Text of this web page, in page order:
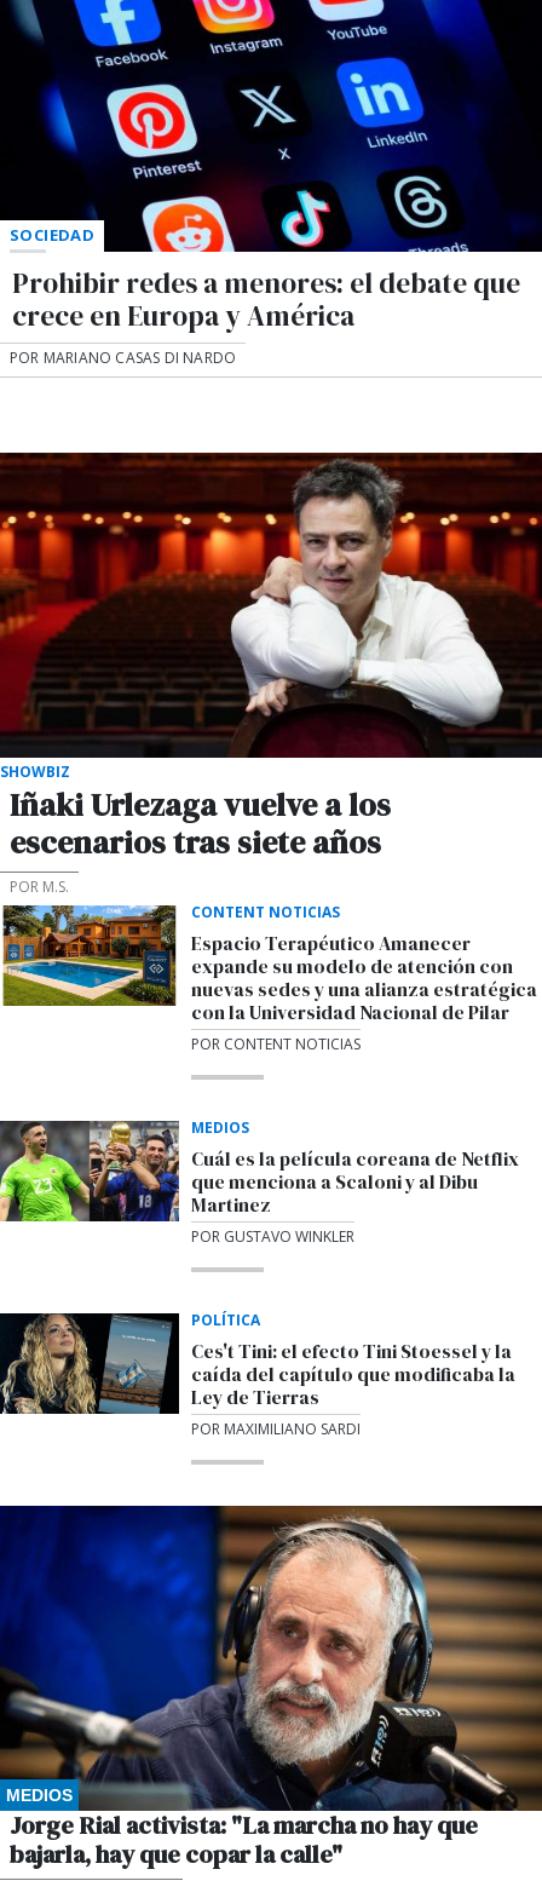
SOCIEDAD
Prohibir redes a menores: el debate que
crece en Europa y América
POR MARIANO CASAS DI NARDO
SHOWBIZ
Iñaki Urlezaga vuelve a los
escenarios tras siete años
POR M.S.
CONTENT NOTICIAS
Espacio Terapéutico Amanecer
expande su modelo de atención con
nuevas sedes y una alianza estratégica
con la Universidad Nacional de Pilar
POR CONTENT NOTICIAS
MEDIOS
Cuál es la película coreana de Netflix
que menciona a Scaloni y al Dibu
Martinez
POR GUSTAVO WINKLER
POLÍTICA
Ces't Tini: el efecto Tini Stoessel y la
caída del capítulo que modificaba la
Ley de Tierras
POR MAXIMILIANO SARDI
MEDIOS
Jorge Rial activista: "La marcha no hay que
bajarla, hay que copar la calle"